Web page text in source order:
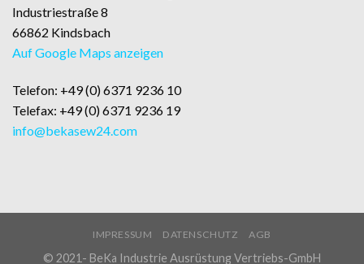
Industriestraße 8
66862 Kindsbach
Auf Google Maps anzeigen
Telefon: +49 (0) 6371 9236 10
Telefax: +49 (0) 6371 9236 19
info@bekasew24.com
IMPRESSUM DATENSCHUTZ AGB
© 2021- BeKa Industrie Ausrüstung Vertriebs-GmbH